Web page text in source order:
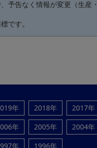
予告なく情報が変更（生産
です。
年 2018年 2017年
年 2005年 2004年
年 1996年